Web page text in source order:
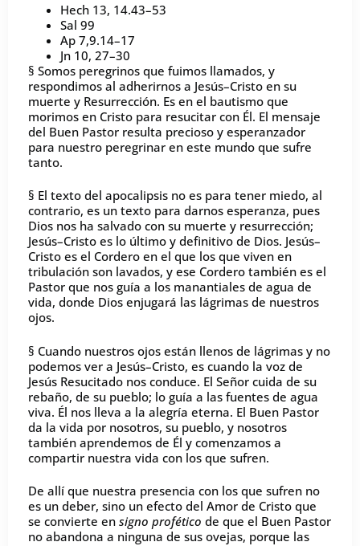
Hech 13, 14.43–53
Sal 99
Ap 7,9.14–17
Jn 10, 27–30
§ Somos peregrinos que fuimos llamados, y
respondimos al adherirnos a Jesús–Cristo en su
muerte y Resurrección. Es en el bautismo que
morimos en Cristo para resucitar con Él. El mensaje
del Buen Pastor resulta precioso y esperanzador
para nuestro peregrinar en este mundo que sufre
tanto.
§ El texto del apocalipsis no es para tener miedo, al
contrario, es un texto para darnos esperanza, pues
Dios nos ha salvado con su muerte y resurrección;
Jesús–Cristo es lo último y definitivo de Dios. Jesús–
Cristo es el Cordero en el que los que viven en
tribulación son lavados, y ese Cordero también es el
Pastor que nos guía a los manantiales de agua de
vida, donde Dios enjugará las lágrimas de nuestros
ojos.
§ Cuando nuestros ojos están llenos de lágrimas y no
podemos ver a Jesús–Cristo, es cuando la voz de
Jesús Resucitado nos conduce. El Señor cuida de su
rebaño, de su pueblo; lo guía a las fuentes de agua
viva. Él nos lleva a la alegría eterna. El Buen Pastor
da la vida por nosotros, su pueblo, y nosotros
también aprendemos de Él y comenzamos a
compartir nuestra vida con los que sufren.
De allí que nuestra presencia con los que sufren no
es un deber, sino un efecto del Amor de Cristo que
se convierte en signo profético de que el Buen Pastor
no abandona a ninguna de sus ovejas, porque las